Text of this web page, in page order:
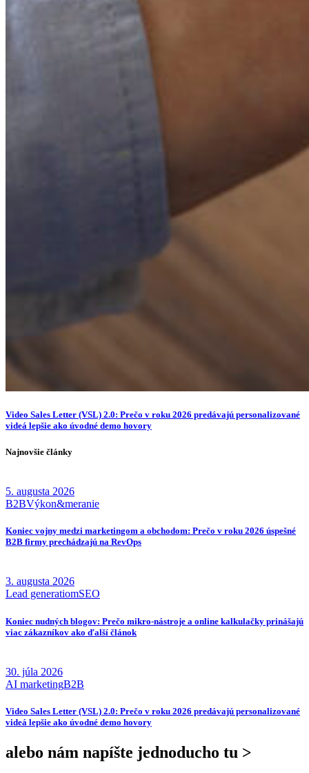
Video Sales Letter (VSL) 2.0: Prečo v roku 2026 predávajú personalizované
videá lepšie ako úvodné demo hovory
Najnovšie články
5. augusta 2026
B2BVýkon&meranie
Koniec vojny medzi marketingom a obchodom: Prečo v roku 2026 úspešné
B2B firmy prechádzajú na RevOps
3. augusta 2026
Lead generatiomSEO
Koniec nudných blogov: Prečo mikro-nástroje a online kalkulačky prinášajú
viac zákazníkov ako ďalší článok
30. júla 2026
AI marketingB2B
Video Sales Letter (VSL) 2.0: Prečo v roku 2026 predávajú personalizované
videá lepšie ako úvodné demo hovory
alebo nám napíšte jednoducho tu >